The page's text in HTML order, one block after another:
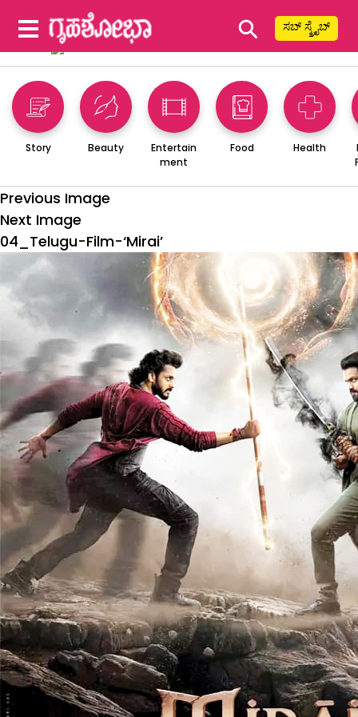
⚲ ಸಬ್ ಸ್ಕ್ರೈಬ್
Story Beauty
Entertain
ment
Food Health
Previous Image
Next Image
04_Telugu-Film-‘Mirai’